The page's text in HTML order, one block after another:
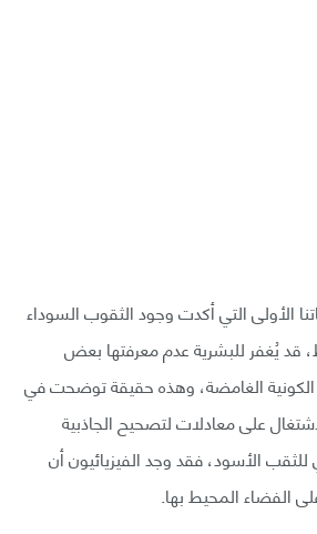
الأولى التي أكدت وجود الثقوب السوداء
يُغفر للبشرية عدم معرفتها بعض
الكونية الغامضة، وهذه حقيقة توضحت في
على معادلات لتصحيح الجاذبية
الأسود، فقد وجد الفيزيائيون أن
الفضاء المحيط بها.